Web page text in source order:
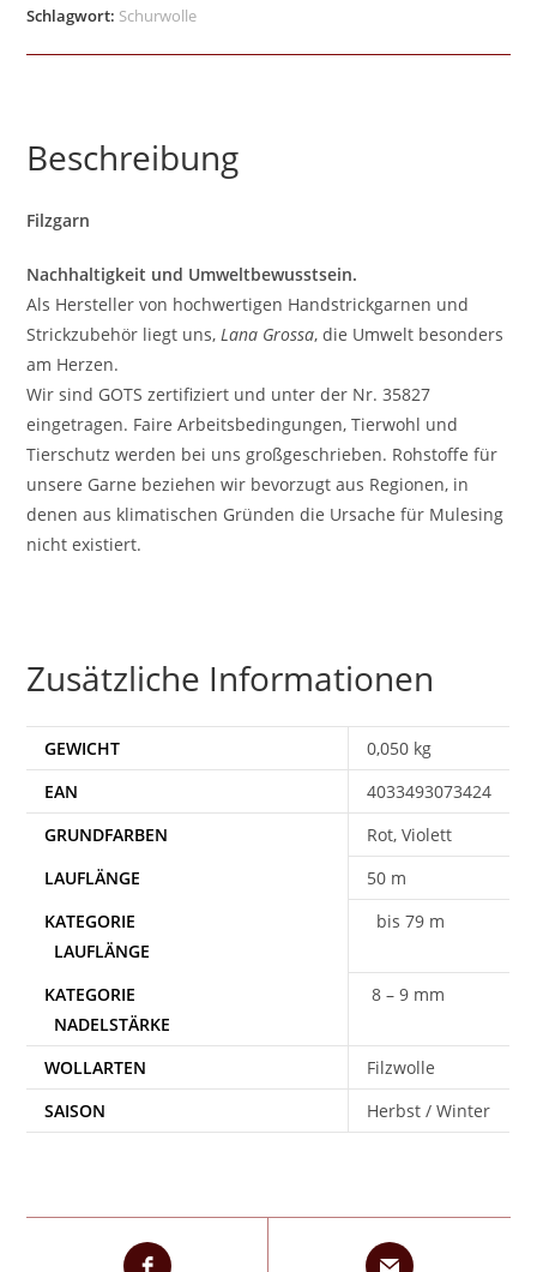
Schlagwort: Schurwolle
Beschreibung
Filzgarn
Nachhaltigkeit und Umweltbewusstsein.
Als Hersteller von hochwertigen Handstrickgarnen und
Strickzubehör liegt uns,Lana Grossa, die Umwelt besonders
am Herzen.
Wir sind GOTS zertifiziert und unter der Nr. 35827
eingetragen. Faire Arbeitsbedingungen, Tierwohl und
Tierschutz werden bei uns großgeschrieben. Rohstoffe für
unsere Garne beziehen wir bevorzugt aus Regionen, in
denen aus klimatischen Gründen die Ursache für Mulesing
nicht existiert.
Zusätzliche Informationen
GEWICHT
0,050 kg
EAN
4033493073424
Rot, Violett
50 m
bis 79 m
8 – 9 mm
WOLLARTEN
Filzwolle
SAISON
Herbst / Winter